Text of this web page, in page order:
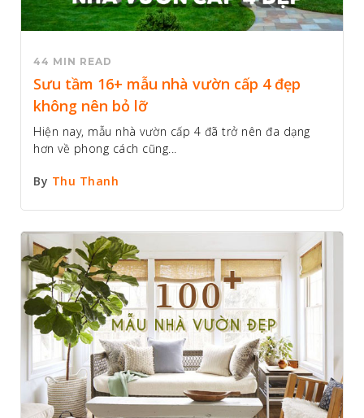
44 MIN READ
Sưu tầm 16+ mẫu nhà vườn cấp 4 đẹp
không nên bỏ lỡ
Hiện nay, mẫu nhà vườn cấp 4 đã trở nên đa dạng
hơn về phong cách cũng...
By Thu Thanh